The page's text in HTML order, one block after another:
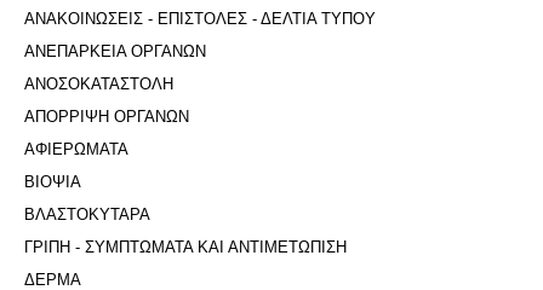
ΑΝΑΚΟΙΝΩΣΕΙΣ - ΕΠΙΣΤΟΛΕΣ - ΔΕΛΤΙΑ ΤΥΠΟΥ
ΑΝΕΠΑΡΚΕΙΑ ΟΡΓΑΝΩΝ
ΑΝΟΣΟΚΑΤΑΣΤΟΛΗ
ΑΠΟΡΡΙΨΗ ΟΡΓΑΝΩΝ
ΑΦΙΕΡΩΜΑΤΑ
ΒΙΟΨΙΑ
ΒΛΑΣΤΟΚΥΤΑΡΑ
ΓΡΙΠΗ - ΣΥΜΠΤΩΜΑΤΑ ΚΑΙ ΑΝΤΙΜΕΤΩΠΙΣΗ
ΔΕΡΜΑ